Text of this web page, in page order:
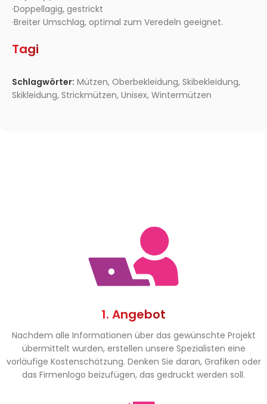
·Doppellagig, gestrickt
·Breiter Umschlag, optimal zum Veredeln geeignet.
Tagi
Schlagwörter: Mützen, Oberbekleidung, Skibekleidung,
Skikleidung, Strickmützen, Unisex, Wintermützen
1. Angebot
Nachdem alle Informationen über das gewünschte Projekt
übermittelt wurden, erstellen unsere Spezialisten eine
vorläufige Kostenschätzung. Denken Sie daran, Grafiken oder
das Firmenlogo beizufügen, das gedruckt werden soll.